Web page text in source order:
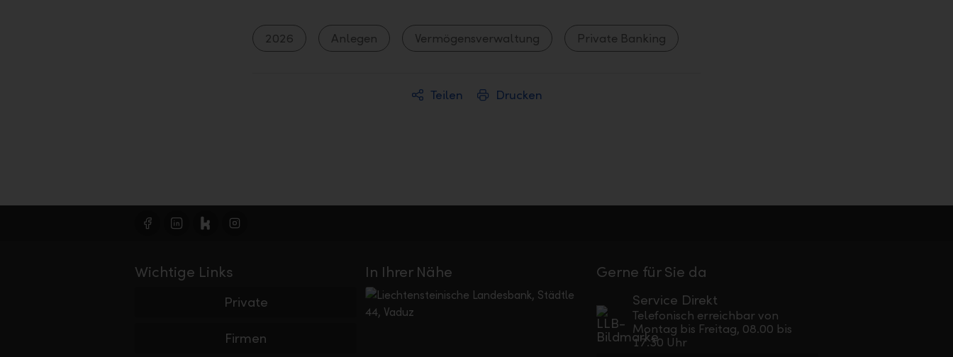
2026 Anlegen Vermögensverwaltung Private Banking
Teilen Drucken
Gerne für Sie da
Service Direkt
Telefonisch erreichbar von
Montag bis Freitag, 08.00 bis
17.30 Uhr
In Ihrer Nähe
Wichtige Links
Private
Firmen